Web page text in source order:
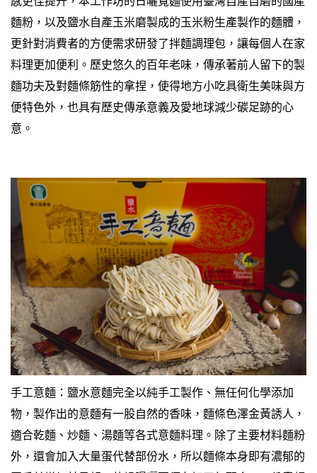
麵粉，以及鹽水自產玉米磨製成的玉米粉生產製作的麵體，
更針對消費者的方便需求研發了拌麵調理包，讓每個人在家
料理更加便利。歷史悠久的百年老味，傳承著前人留下的製
麵功夫及對麵條筋性的拿捏，使得地方小吃具衛生美味與方
便特色外，也具有歷史傳承意義及愛地球減少碳足跡的心
意。
手工意麵：鹽水意麵完全以純手工製作、無任何化學添加
物，製作出的意麵有一股自然的香味，麵條色澤金黃誘人，
適合乾麵、炒麵、湯麵等各式意麵料理。 除了主要材料麵粉
外，還會加入大量蛋代替部份水，所以麵條本身即有濃郁的